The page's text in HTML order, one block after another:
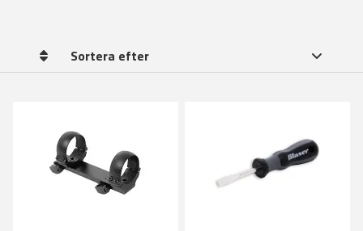
Sortera efter